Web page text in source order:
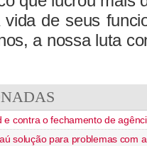
de seus
a nossa luta
e contra o fechamento de
solução para problemas com